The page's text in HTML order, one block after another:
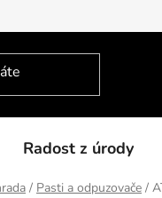
Podmínky
Radost z úrody
/ Pasti a odpuzovače /